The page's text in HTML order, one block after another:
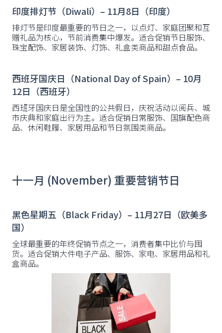
印度排灯节（Diwali）– 11月8日（印度）
排灯节是印度最重要的节日之一，以点灯、家庭团聚和互
赠礼品为核心，节前消费集中爆发。适合促销节日服饰、
珠宝配饰、家居装饰、灯饰、礼盒类商品和甜点食品。
西班牙国庆日（National Day of Spain）– 10月
12日（西班牙）
西班牙国庆日是全国性的公共假日，庆祝活动以阅兵、城
市庆典和家庭出行为主。适合促销日常服饰、国旗配色商
品、休闲鞋履、家居用品和节日氛围类商品。
十一月 (November) 重要营销节日
黑色星期五（Black Friday）– 11月27日（欧美多
国）
全球最重要的年终促销节点之一，消费者集中比价与囤
货。适合促销大件电子产品、服饰、家电、家居用品和礼
盒商品。